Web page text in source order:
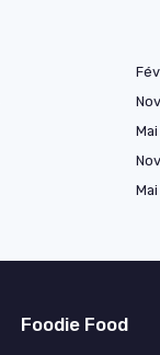
Foodie Food